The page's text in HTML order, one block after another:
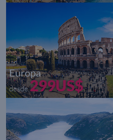
Europa
desde299US$